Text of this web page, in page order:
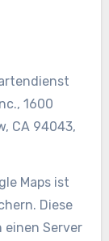
1600
CA 94043,
Maps ist
Diese
einen Server